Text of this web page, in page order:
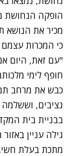
הופקה הנחושת
מכיר את
כי המכרות עצמם
"עם זאת, היום
חופף לימי
כבש את מרחב
נציבים,
בבניית בית
גילה עניין
מתכת בעלת